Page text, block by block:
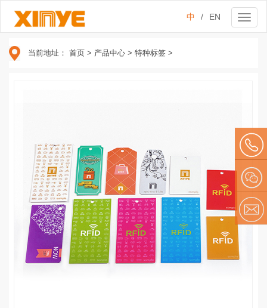
中 / EN
当前地址： 首页 > 产品中心 > 特种标签 >
134 209
79610
微信
E-mail